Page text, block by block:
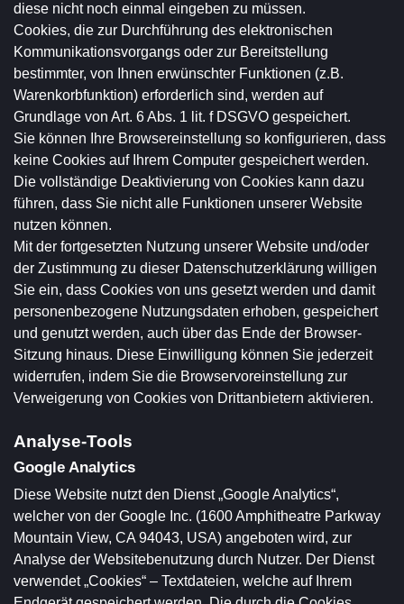
diese nicht noch einmal eingeben zu müssen.
Cookies, die zur Durchführung des elektronischen
Kommunikationsvorgangs oder zur Bereitstellung
bestimmter, von Ihnen erwünschter Funktionen (z.B.
Warenkorbfunktion) erforderlich sind, werden auf
Grundlage von Art. 6 Abs. 1 lit. f DSGVO gespeichert.
Sie können Ihre Browsereinstellung so konfigurieren, dass
keine Cookies auf Ihrem Computer gespeichert werden.
Die vollständige Deaktivierung von Cookies kann dazu
führen, dass Sie nicht alle Funktionen unserer Website
nutzen können.
Mit der fortgesetzten Nutzung unserer Website und/oder
der Zustimmung zu dieser Datenschutzerklärung willigen
Sie ein, dass Cookies von uns gesetzt werden und damit
personenbezogene Nutzungsdaten erhoben, gespeichert
und genutzt werden, auch über das Ende der Browser-
Sitzung hinaus. Diese Einwilligung können Sie jederzeit
widerrufen, indem Sie die Browservoreinstellung zur
Verweigerung von Cookies von Drittanbietern aktivieren.
Analyse-Tools
Google Analytics
Diese Website nutzt den Dienst „Google Analytics“,
welcher von der Google Inc. (1600 Amphitheatre Parkway
Mountain View, CA 94043, USA) angeboten wird, zur
Analyse der Websitebenutzung durch Nutzer. Der Dienst
verwendet „Cookies“ – Textdateien, welche auf Ihrem